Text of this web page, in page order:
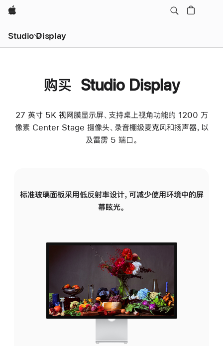
Apple
Studio Display
购买 Studio Display
27 英寸 5K 视网膜显示屏、支持桌上视角功能的 1200 万
像素 Center Stage 摄像头、录音棚级麦克风和扬声器，以
及雷雳 5 端口。
标准玻璃面板采用低反射率设计，可减少使用环境中的屏
幕眩光。